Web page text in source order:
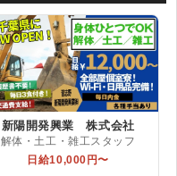
新陽開発興業 株式会社
解体・土工・雑工スタッフ
日給10,000円〜